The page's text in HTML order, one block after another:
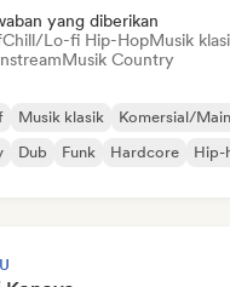
yang diberikan
Chill/Lo-fi Hip-HopMusik
Musik Country
Musik klasik
Komersial/
Dub Funk Hardcore Hip-